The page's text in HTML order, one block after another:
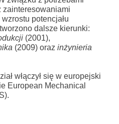
zainteresowaniami
potencjału
dalsze kierunki:
(2001),
(2009) oraz inżynieria
włączył się w europejski
European Mechanical